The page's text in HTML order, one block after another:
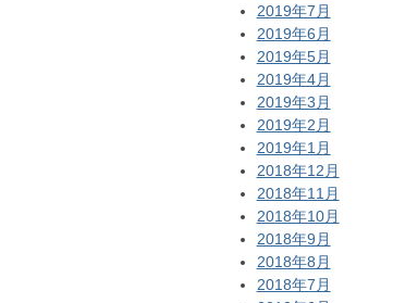
2019年7月
2019年6月
2019年5月
2019年4月
2019年3月
2019年2月
2019年1月
2018年12月
2018年11月
2018年10月
2018年9月
2018年8月
2018年7月